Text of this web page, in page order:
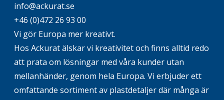
info@ackurat.se
+46 (0)472 26 93 00
Vi gör Europa mer kreativt.
Hos Ackurat älskar vi kreativitet och finns alltid redo
att prata om lösningar med våra kunder utan
mellanhänder, genom hela Europa. Vi erbjuder ett
omfattande sortiment av plastdetaljer där många är